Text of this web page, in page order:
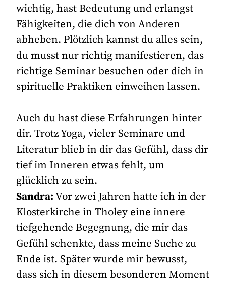
wichtig, hast Bedeutung und erlangst
Fähigkeiten, die dich von Anderen
abheben. Plötzlich kannst du alles sein,
du musst nur richtig manifestieren, das
richtige Seminar besuchen oder dich in
spirituelle Praktiken einweihen lassen.
Auch du hast diese Erfahrungen hinter
dir. Trotz Yoga, vieler Seminare und
Literatur blieb in dir das Gefühl, dass dir
tief im Inneren etwas fehlt, um
glücklich zu sein.
Sandra:Vor zwei Jahren hatte ich in der
Klosterkirche in Tholey eine innere
tiefgehende Begegnung, die mir das
Gefühl schenkte, dass meine Suche zu
Ende ist. Später wurde mir bewusst,
dass sich in diesem besonderen Moment